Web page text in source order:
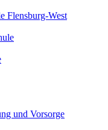
Flensburg-West
und Vorsorge